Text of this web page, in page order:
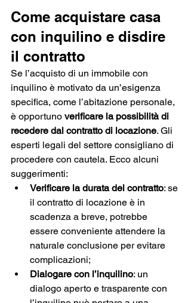
Come acquistare casa
con inquilino e disdire
il contratto
Se l’acquisto di un immobile con
inquilino è motivato da un’esigenza
specifica, come l’abitazione personale,
è opportuno verificare la possibilità di
recedere dal contratto di locazione. Gli
esperti legali del settore consigliano di
procedere con cautela. Ecco alcuni
suggerimenti:
Verificare la durata del contratto: se
il contratto di locazione è in
scadenza a breve, potrebbe
essere conveniente attendere la
naturale conclusione per evitare
complicazioni;
Dialogare con l’inquilino: un
dialogo aperto e trasparente con